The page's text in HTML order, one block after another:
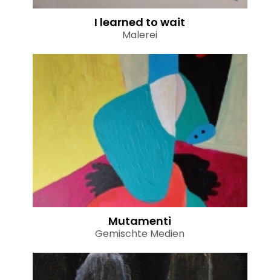
I learned to wait
Malerei
Mutamenti
Gemischte Medien